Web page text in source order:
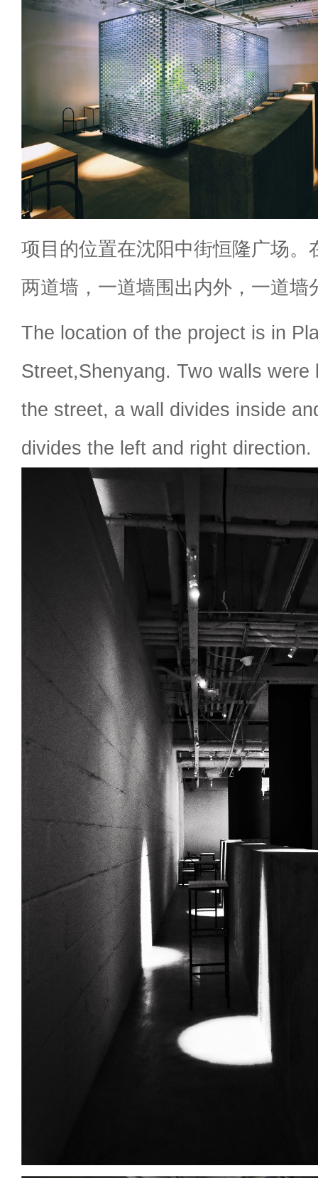
项目的位置在沈阳中街恒隆广场。
两道墙，一道墙围出内外，一道墙
The location of the project is in
Street,Shenyang. Two walls
the street, a wall divides inside
divides the left and right direction.